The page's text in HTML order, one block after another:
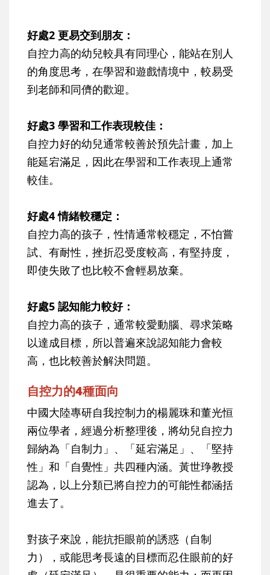
好處2 更易交到朋友：
自控力高的幼兒較具有同理心，能站在別人
的角度思考，在學習和遊戲情境中，較易受
到老師和同儕的歡迎。
好處3 學習和工作表現較佳：
自控力好的幼兒通常較善於預先計畫，加上
能延宕滿足，因此在學習和工作表現上通常
較佳。
好處4 情緒較穩定：
自控力高的孩子，性情通常較穩定，不怕嘗
試、有耐性，挫折忍受度較高，有堅持度，
即使失敗了也比較不會輕易放棄。
好處5 認知能力較好：
自控力高的孩子，通常較愛動腦、尋求策略
以達成目標，所以普遍來說認知能力會較
高，也比較善於解決問題。
自控力的4種面向
中國大陸專研自我控制力的楊麗珠和董光恒
兩位學者，經過分析整理後，將幼兒自控力
歸納為「自制力」、「延宕滿足」、「堅持
性」和「自覺性」共四種內涵。黃世琤教授
認為，以上分類已將自控力的可能性都涵括
進去了。
對孩子來說，能抗拒眼前的誘惑（自制
力），或能思考長遠的目標而忍住眼前的好